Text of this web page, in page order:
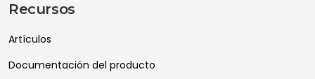
Recursos
Artículos
Documentación del producto